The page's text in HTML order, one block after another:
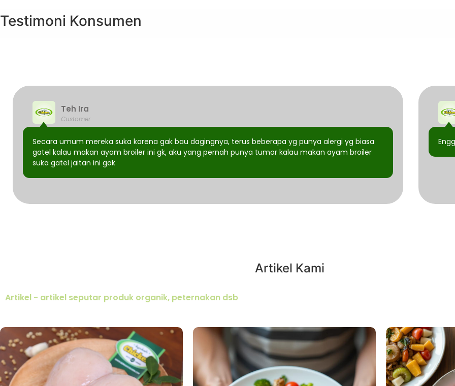
Testimoni Konsumen
Secara umum mereka suka karena gak bau dagingnya, terus beberapa yg punya alergi yg biasa
gatel kalau makan ayam broiler ini gk, aku yang pernah punya tumor kalau makan ayam broiler
suka gatel jaitan ini gak
Teh Ira
Customer
Artikel Kami
Artikel - artikel seputar produk organik, peternakan dsb